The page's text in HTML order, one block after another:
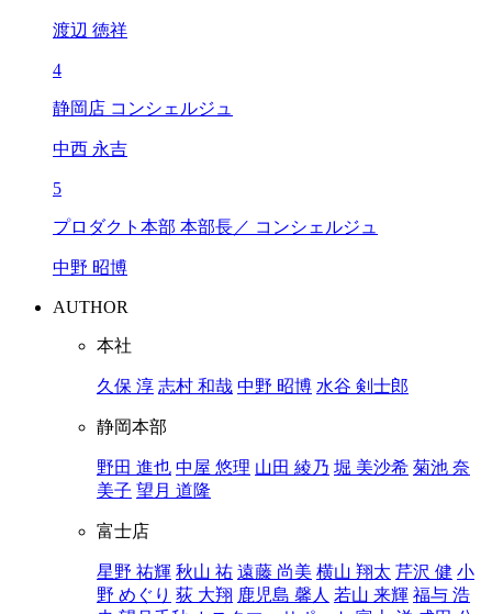
渡辺 徳祥
4
静岡店 コンシェルジュ
中西 永吉
5
プロダクト本部 本部長／ コンシェルジュ
中野 昭博
AUTHOR
本社
久保 淳 志村 和哉 中野 昭博 水谷 剣士郎
静岡本部
野田 進也 中屋 悠理 山田 綾乃 堀 美沙希 菊池 奈
美子 望月 道隆
富士店
星野 祐輝 秋山 祐 遠藤 尚美 横山 翔太 芹沢 健 小
野 めぐり 荻 大翔 鹿児島 馨人 若山 来輝 福与 浩